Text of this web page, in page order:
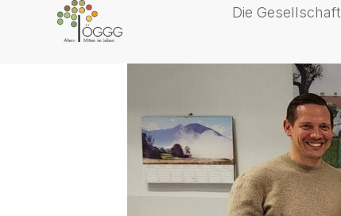
Die Gesellschaft